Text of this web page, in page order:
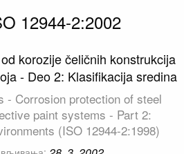
12944-2:2002
korozije čeličnih konstrukcija
- Deo 2: Klasifikacija sredina
- Corrosion protection of steel
paint systems - Part 2:
(ISO 12944-2:1998)